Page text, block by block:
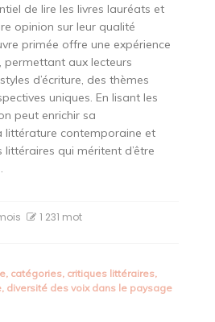
de lire les livres lauréats et
opinion sur leur qualité
primée offre une expérience
permettant aux lecteurs
d’écriture, des thèmes
uniques. En lisant les
peut enrichir sa
littérature contemporaine et
qui méritent d’être
1 231 mot
, catégories, critiques littéraires,
, diversité des voix dans le paysage